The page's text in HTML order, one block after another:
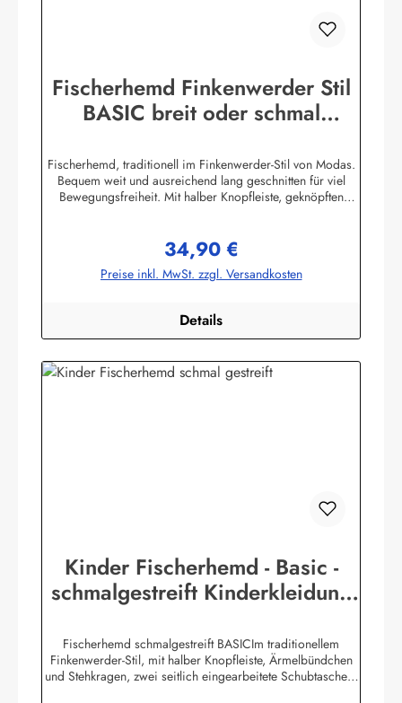
Fischerhemd Finkenwerder Stil
BASIC breit oder schmal
Fischerhemd, traditionell im Finkenwerder-Stil von Modas.
Bequem weit und ausreichend lang geschnitten für viel
Bewegungsfreiheit. Mit halber Knopfleiste, geknöpften
buntgewebt. (ca. 190 g/m²) Achtung! Die Hemden fallen
sehr groß aus. Bitte Größentabelle beachten. Die
Größentabelle finden Sie unter diesem Link oder bei den
GmbHHeglitzer Str. 1226409 Wittmundinfo@modas-
bekleidung.de
Regulärer Preis:
34,90 €
Preise inkl. MwSt. zzgl. Versandkosten
Details
Kinder Fischerhemd - Basic -
schmalgestreift Kinderkleidung
Fischerhemd schmalgestreift BASICIm traditionellem
Finkenwerder-Stil, mit halber Knopfleiste, Ärmelbündchen
und Stehkragen, zwei seitlich eingearbeitete Schubtaschen,